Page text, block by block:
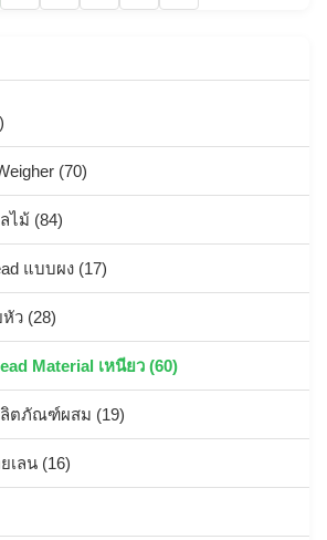
(70)
ไม้ (84)
แบบผง (17)
หัว (28)
Material เหนียว (60)
ลิตภัณฑ์ผสม (19)
เลน (16)